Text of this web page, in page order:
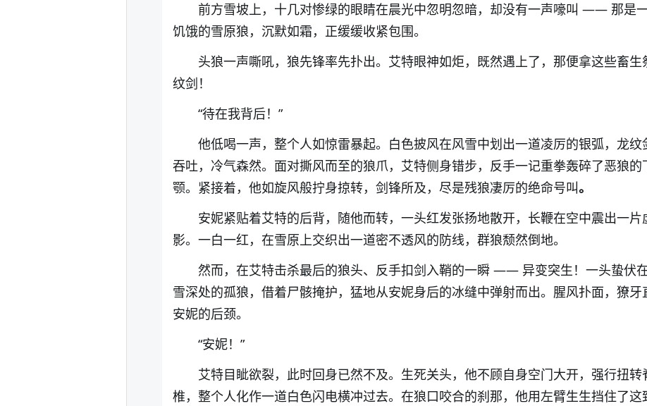
前方雪坡上，十几对惨绿的眼睛在晨光中忽明忽暗，却没有一声嚎叫 —— 那是
饥饿的雪原狼，沉默如霜，正缓缓收紧包围。
头狼一声嘶吼，狼先锋率先扑出。艾特眼神如炬，既然遇上了，那便拿这些畜生
纹剑！
“待在我背后！”
他低喝一声，整个人如惊雷暴起。白色披风在风雪中划出一道凌厉的银弧，龙纹
吞吐，冷气森然。面对撕风而至的狼爪，艾特侧身错步，反手一记重拳轰碎了恶狼的
颚。紧接着，他如旋风般拧身掠转，剑锋所及，尽是残狼凄厉的绝命号叫。
安妮紧贴着艾特的后背， 随他而转，一头红发张扬地散开，长鞭在空中震出一片
影。一白一红，在雪原上交织出一道密不透风的防线，群狼颓然倒地。
然而，在艾特击杀最后的狼头、反手扣剑入鞘的一瞬 —— 异变突生！一头蛰伏
雪深处的孤狼，借着尸骸掩护，猛地从安妮身后的冰缝中弹射而出。腥风扑面，獠牙
安妮的后颈。
“安妮！”
艾特目眦欲裂，此时回身已然不及。生死关头，他不顾自身空门大开，强行扭转
椎，整个人化作一道白色闪电横冲过去。 在狼口咬合的刹那，他用左臂生生挡住了这